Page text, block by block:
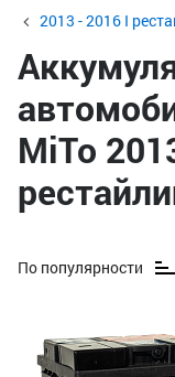
2013 - 2016 I
MiTo
По популярности